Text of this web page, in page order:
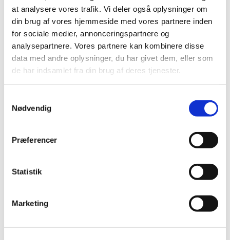
at analysere vores trafik. Vi deler også oplysninger om
din brug af vores hjemmeside med vores partnere inden
for sociale medier, annonceringspartnere og
analysepartnere. Vores partnere kan kombinere disse
data med andre oplysninger, du har givet dem, eller som
de har indsamlet fra din brug af deres tjenester.
Nødvendig
Præferencer
Statistik
Marketing
Kontakt Pernille Rasmussen på:
Mobil: +45 31521240
Mail: pernilleegholm@live.dk
Alle er velkomne – uanset om du er vant til at
komme i kirke eller ej. Tag din baby under armen,